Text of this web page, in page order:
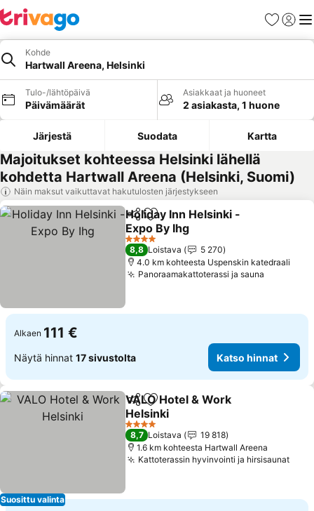
Suosikit
Kohde
Hartwall Areena, Helsinki
Tulo-/lähtöpäivä
Päivämäärät
Asiakkaat ja huoneet
2 asiakasta, 1 huone
Järjestä Suodata Kartta
Majoitukset kohteessa Helsinki lähellä
kohdetta Hartwall Areena (Helsinki, Suomi)
Näin maksut vaikuttavat hakutulosten järjestykseen
Jaa Lisää suosikkeihin
Holiday Inn Helsinki -
Expo By Ihg
Katso hinnat
4 Tähtiluokitus
8,8 Loistava
5 270
4.0 km kohteesta Uspenskin katedraali
Panoraamakattoterassi ja sauna
Alkaen 111 €
Näytä hinnat 17 sivustolta Katso hinnat
Suosittu valinta
Jaa Lisää suosikkeihin
VALO Hotel & Work
Helsinki
Katso hinnat
4 Tähtiluokitus
8,7 Loistava
19 818
1.6 km kohteesta Hartwall Areena
Kattoterassin hyvinvointi ja hirsisaunat